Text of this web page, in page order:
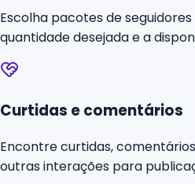
Escolha pacotes de
quantidade desejada e a
Curtidas e comentários
Encontre curtidas,
outras interações para